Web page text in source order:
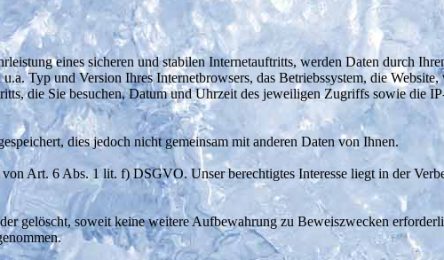
eines sicheren und stabilen Internetauftritts, werden Daten durch
Typ und Version Ihres Internetbrowsers, das Betriebssystem, die
die Sie besuchen, Datum und Uhrzeit des jeweiligen Zugriffs sowie die
dies jedoch nicht gemeinsam mit anderen Daten von Ihnen.
Art. 6 Abs. 1 lit. f) DSGVO. Unser berechtigtes Interesse liegt in der
gelöscht, soweit keine weitere Aufbewahrung zu Beweiszwecken